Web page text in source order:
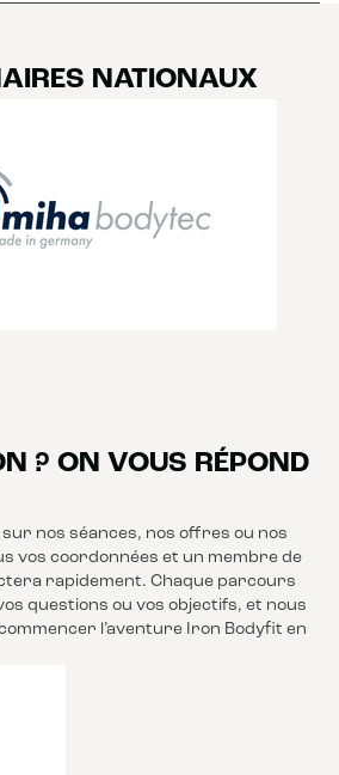
NATIONAUX
? ON VOUS RÉPOND
sur nos séances, nos offres ou nos
vos coordonnées et un membre de
rapidement. Chaque parcours
questions ou vos objectifs, et nous
l’aventure Iron Bodyfit en